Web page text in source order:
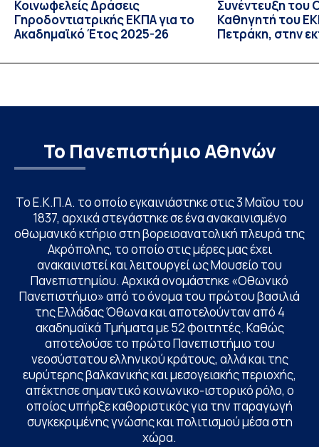
Κοινωφελείς Δράσεις
Γηροδοντιατρικής ΕΚΠΑ για το
Ακαδημαϊκό Έτος 2025-26
Συνέντευξη του
Καθηγητή του
Πετράκη, στην
Το Πανεπιστήμιο Αθηνών
Το Ε.Κ.Π.Α. το οποίο εγκαινιάστηκε στις 3 Μαΐου του
1837, αρχικά στεγάστηκε σε ένα ανακαινισμένο
οθωμανικό κτήριο στη βορειοανατολική πλευρά της
Ακρόπολης, το οποίο στις μέρες μας έχει
ανακαινιστεί και λειτουργεί ως Μουσείο του
Πανεπιστημίου. Αρχικά ονομάστηκε «Οθωνικό
Πανεπιστήμιο» από το όνομα του πρώτου βασιλιά
της Ελλάδας Όθωνα και αποτελούνταν από 4
ακαδημαϊκά Τμήματα με 52 φοιτητές. Καθώς
αποτελούσε το πρώτο Πανεπιστήμιο του
νεοσύστατου ελληνικού κράτους, αλλά και της
ευρύτερης βαλκανικής και μεσογειακής περιοχής,
απέκτησε σημαντικό κοινωνικο-ιστορικό ρόλο, ο
οποίος υπήρξε καθοριστικός για την παραγωγή
συγκεκριμένης γνώσης και πολιτισμού μέσα στη
χώρα.